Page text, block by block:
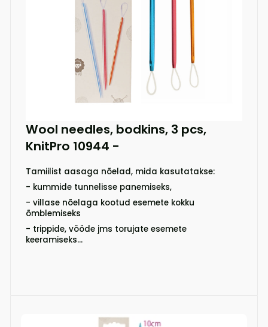
Wool needles, bodkins, 3 pcs,
KnitPro 10944 -
Tamiilist aasaga nõelad, mida kasutatakse:
- kummide tunnelisse panemiseks,
- villase nõelaga kootud esemete kokku
õmblemiseks
- trippide, vööde jms torujate esemete
keeramiseks...